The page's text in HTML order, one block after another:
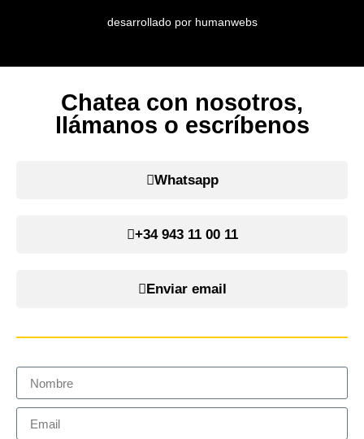
desarrollado por humanwebs
Chatea con nosotros,
llámanos o escríbenos
Whatsapp
+34 943 11 00 11
Enviar email